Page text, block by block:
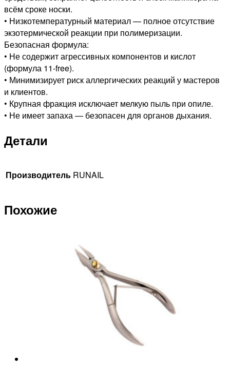
всём сроке носки.
• Низкотемпературный материал — полное отсутствие
экзотермической реакции при полимеризации.
Безопасная формула:
• Не содержит агрессивных компонентов и кислот
(формула 11-free).
• Минимизирует риск аллергических реакций у мастеров
и клиентов.
• Крупная фракция исключает мелкую пыль при опиле.
• Не имеет запаха — безопасен для органов дыхания.
Детали
Производитель RUNAIL
Похожие